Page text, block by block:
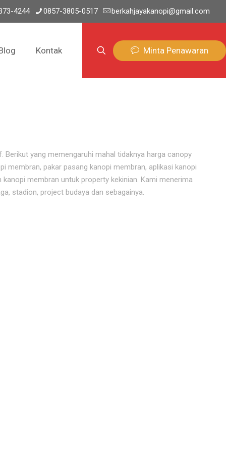
4244 0857-3805-0517 berkahjayakanopi@gmail.com
Kontak Minta Penawaran
Berikut yang memengaruhi mahal tidaknya harga canopy
membran, pakar pasang kanopi membran, aplikasi kanopi
membran untuk property kekinian. Kami menerima
stadion, project budaya dan sebagainya.